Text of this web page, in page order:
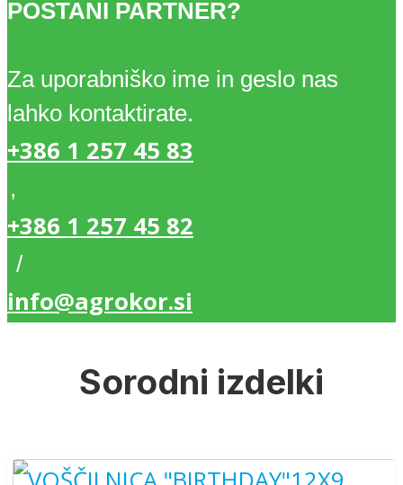
POSTANI PARTNER?
Za uporabniško ime in geslo nas
lahko kontaktirate.
+386 1 257 45 83
,
+386 1 257 45 82
/
info@agrokor.si
Sorodni izdelki